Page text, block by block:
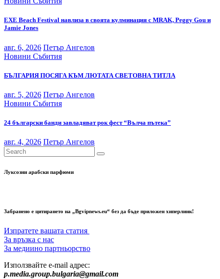
EXE Beach Festival навлиза в своята кулминация с MRAK, Peggy Gou и
Jamie Jones
авг. 6, 2026 Петър Ангелов
Новини Събития
БЪЛГАРИЯ ПОСЯГА КЪМ ЛЮТАТА СВЕТОВНА ТИТЛА
авг. 5, 2026 Петър Ангелов
Новини Събития
24 български банди завладяват рок фест “Вълча пътека”
авг. 4, 2026 Петър Ангелов
Луксозни арабски парфюми
Забранено е цитирането на „Bgvipnews.eu“ без да бъде приложен хиперлинк!
Изпратете вашата статия
За връзка с нас
За медиино партньорство
Използвайте e-mail адрес:
p.media.group.bulgaria@gmail.com